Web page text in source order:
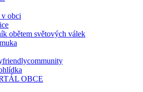
obci
obětem světových válek
OBCE